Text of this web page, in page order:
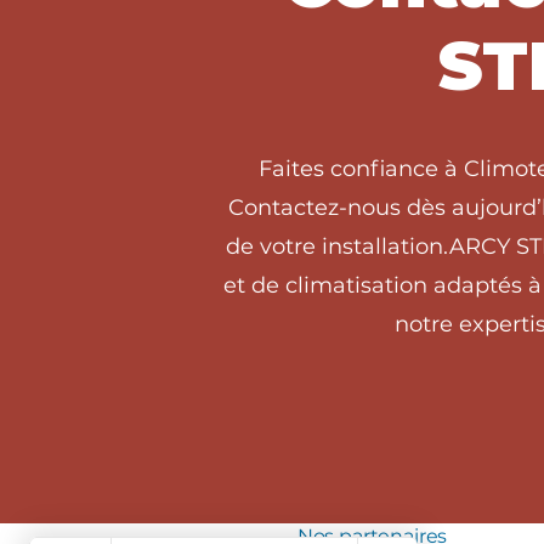
Faites confiance à
Contactez-nous dès
de votre installation.ARCY
et de climatisation adaptés à
notre
Nos partenaires